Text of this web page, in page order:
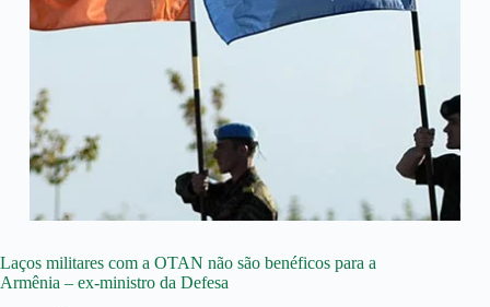
Laços militares com a OTAN não são benéficos para a
Armênia – ex-ministro da Defesa